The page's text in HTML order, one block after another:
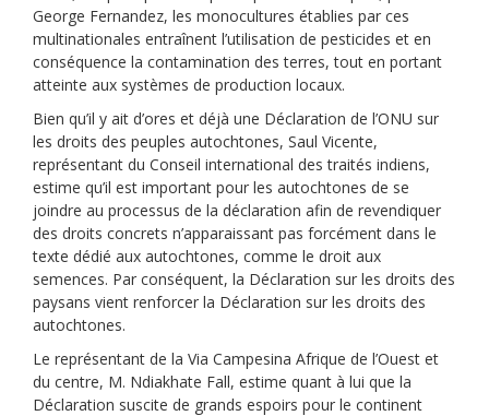
George Fernandez, les monocultures établies par ces
multinationales entraînent l’utilisation de pesticides et en
conséquence la contamination des terres, tout en portant
atteinte aux systèmes de production locaux.
Bien qu’il y ait d’ores et déjà une Déclaration de l’ONU sur
les droits des peuples autochtones, Saul Vicente,
représentant du Conseil international des traités indiens,
estime qu’il est important pour les autochtones de se
joindre au processus de la déclaration afin de revendiquer
des droits concrets n’apparaissant pas forcément dans le
texte dédié aux autochtones, comme le droit aux
semences. Par conséquent, la Déclaration sur les droits des
paysans vient renforcer la Déclaration sur les droits des
autochtones.
Le représentant de la Via Campesina Afrique de l’Ouest et
du centre, M. Ndiakhate Fall, estime quant à lui que la
Déclaration suscite de grands espoirs pour le continent